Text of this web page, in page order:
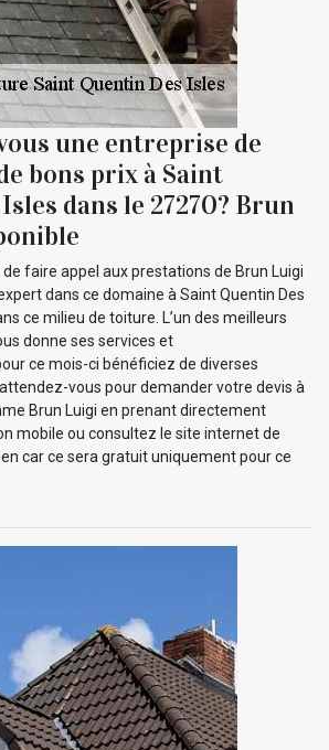
une entreprise de
bons prix à Saint
dans le 27270? Brun
faire appel aux prestations de Brun Luigi
dans ce domaine à Saint Quentin Des
ce milieu de toiture. L’un des meilleurs
donne ses services et
ce mois-ci bénéficiez de diverses
vous pour demander votre devis à
Brun Luigi en prenant directement
mobile ou consultez le site internet de
car ce sera gratuit uniquement pour ce